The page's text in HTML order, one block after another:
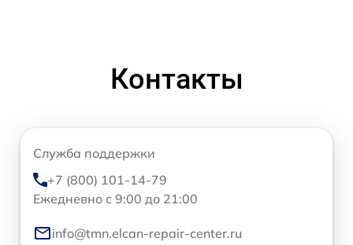
Контакты
Служба поддержки
+7 (800) 101-14-79
Ежедневно с 9:00 до 21:00
info@tmn.elcan-repair-center.ru